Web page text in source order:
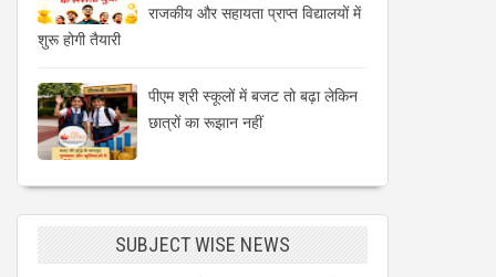
राजकीय और सहायता प्राप्त विद्यालयों में
शुरू होगी तैयारी
पीएम श्री स्कूलों में बजट तो बढ़ा लेकिन
छात्रों का रूझान नहीं
SUBJECT WISE NEWS